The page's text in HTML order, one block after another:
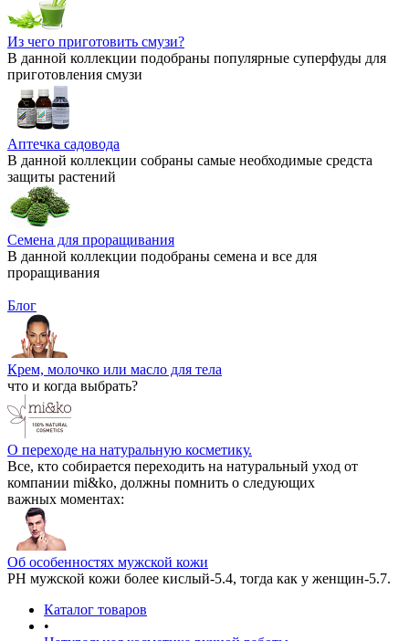
Из чего приготовить смузи?
В данной коллекции подобраны популярные суперфуды для
приготовления смузи
Аптечка садовода
В данной коллекции собраны самые необходимые средста
защиты растений
Семена для проращивания
В данной коллекции подобраны семена и все для
проращивания
Блог
Крем, молочко или масло для тела
что и когда выбрать?
О переходе на натуральную косметику.
Все, кто собирается переходить на натуральный уход от
компании mi&ko, должны помнить о следующих
важных моментах:
Об особенностях мужской кожи
РН мужской кожи более кислый-5.4, тогда как у женщин-5.7.
Каталог товаров
•